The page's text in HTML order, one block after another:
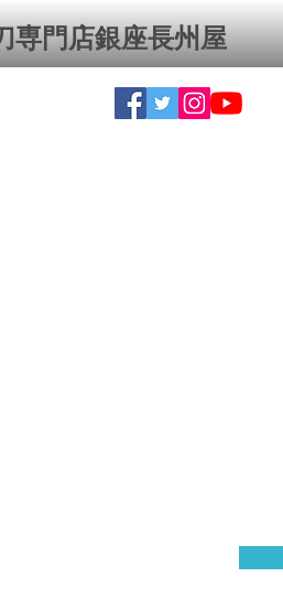
専門店銀座⻑州屋